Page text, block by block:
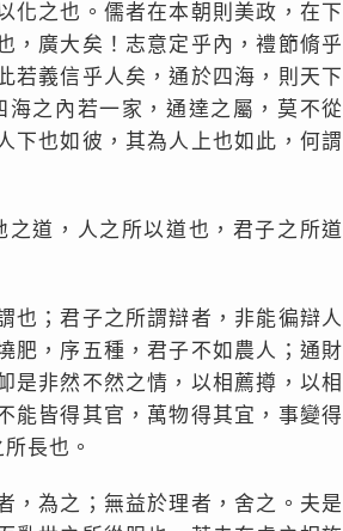
化之也。儒者在本朝則美政，在下
，廣大矣！志意定乎內，禮節脩乎
若義信乎人矣，通於四海，則天下
之內若一家，通達之屬，莫不從
下也如彼，其為人上也如此，何謂
道，人之所以道也，君子之所道
也；君子之所謂辯者，非能徧辯人
肥，序五種，君子不如農人；通財
是非然不然之情，以相薦撙，以相
能皆得其官，萬物得其宜，事變得
長也。
，為之；無益於理者，舍之。夫是